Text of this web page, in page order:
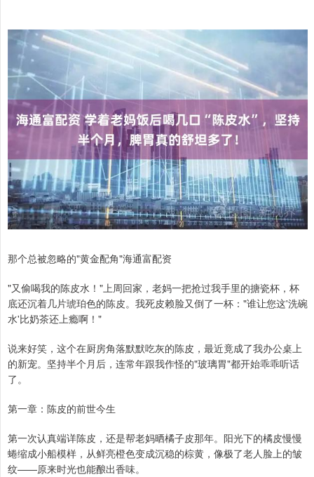
那个总被忽略的"黄金配角"海通富配资
"又偷喝我的陈皮水！"上周回家，老妈一把抢过我手里的搪瓷杯，杯
底还沉着几片琥珀色的陈皮。我死皮赖脸又倒了一杯："谁让您这'洗碗
水'比奶茶还上瘾啊！"
说来好笑，这个在厨房角落默默吃灰的陈皮，最近竟成了我办公桌上
的新宠。坚持半个月后，连常年跟我作怪的"玻璃胃"都开始乖乖听话
了。
第一章：陈皮的前世今生
第一次认真端详陈皮，还是帮老妈晒橘子皮那年。阳光下的橘皮慢慢
蜷缩成小船模样，从鲜亮橙色变成沉稳的棕黄，像极了老人脸上的皱
纹——原来时光也能酿出香味。